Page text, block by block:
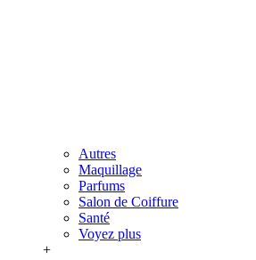
Autres
Maquillage
Parfums
Salon de Coiffure
Santé
Voyez plus
+